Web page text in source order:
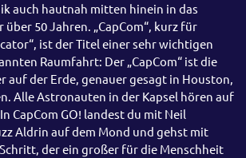
auch hautnah mitten hinein in das
über 50 Jahren. „CapCom“, kurz für
ist der Titel einer sehr wichtigen
Raumfahrt: Der „CapCom“ ist die
auf der Erde, genauer gesagt in Houston,
Alle Astronauten in der Kapsel hören auf
CapCom GO! landest du mit Neil
Aldrin auf dem Mond und gehst mit
der ein großer für die Menschheit